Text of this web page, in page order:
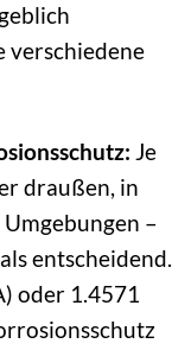
verschiedene
Je
draußen, in
–
entscheidend.
oder 1.4571